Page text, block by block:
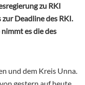
zu RKI
Deadline des RKI.
es die des
und dem Kreis Unna.